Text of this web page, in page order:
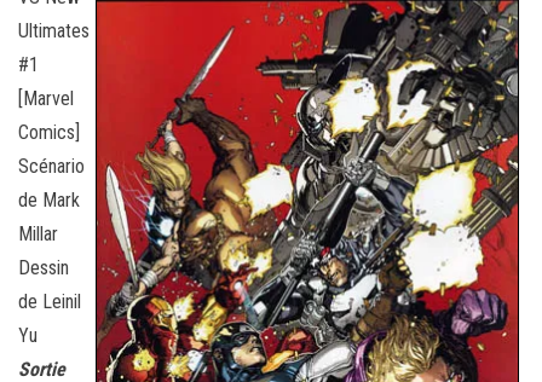
Ultimates
#1
[Marvel
Comics]
Scénario
de Mark
Millar
Dessin
de Leinil
Yu
Sortie